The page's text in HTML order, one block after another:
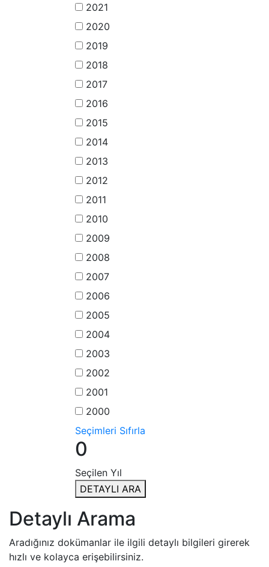
2021
2020
2019
2018
2017
2016
2015
2014
2013
2012
2011
2010
2009
2008
2007
2006
2005
2004
2003
2002
2001
2000
Seçimleri Sıfırla
0
Seçilen Yıl
DETAYLI ARA
Detaylı Arama
Aradığınız dokümanlar ile ilgili detaylı bilgileri girerek
hızlı ve kolayca erişebilirsiniz.